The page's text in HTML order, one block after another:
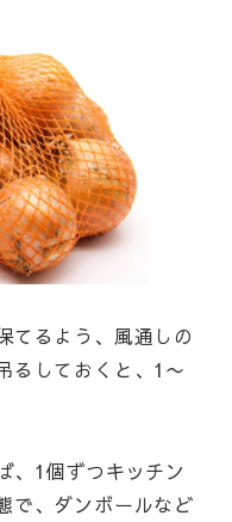
てるよう、風通しの
るしておくと、1〜
、1個ずつキッチン
で、ダンボールなど